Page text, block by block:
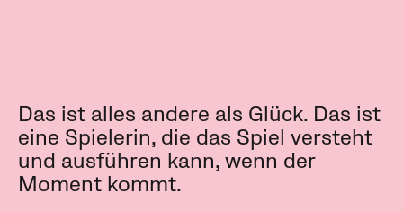
Das ist alles andere als Glück. Das ist
eine Spielerin, die das Spiel versteht
und ausführen kann, wenn der
Moment kommt.